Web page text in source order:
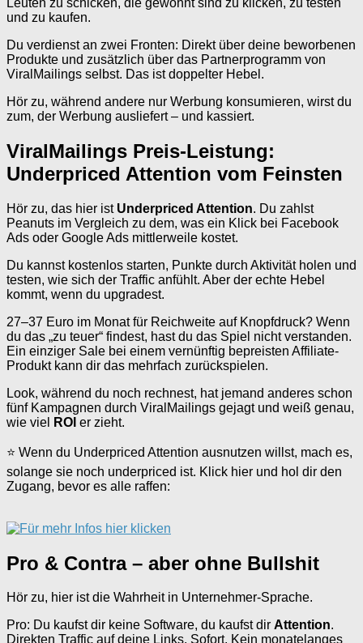
und zu kaufen.
Du verdienst an zwei Fronten: Direkt über deine beworbenen
Produkte und zusätzlich über das Partnerprogramm von
ViralMailings selbst. Das ist doppelter Hebel.
Hör zu, während andere nur Werbung konsumieren, wirst du
zum, der Werbung ausliefert – und kassiert.
ViralMailings Preis-Leistung:
Underpriced Attention vom Feinsten
Hör zu, das hier ist Underpriced Attention. Du zahlst
Peanuts im Vergleich zu dem, was ein Klick bei Facebook
Ads oder Google Ads mittlerweile kostet.
Du kannst kostenlos starten, Punkte durch Aktivität holen und
testen, wie sich der Traffic anfühlt. Aber der echte Hebel
kommt, wenn du upgradest.
27–37 Euro im Monat für Reichweite auf Knopfdruck? Wenn
du das „zu teuer“ findest, hast du das Spiel nicht verstanden.
Ein einziger Sale bei einem vernünftig bepreisten Affiliate-
Produkt kann dir das mehrfach zurückspielen.
Look, während du noch rechnest, hat jemand anderes schon
fünf Kampagnen durch ViralMailings gejagt und weiß genau,
wie viel
ROI er zieht.
⭐ Wenn du Underpriced Attention ausnutzen willst, mach es,
solange sie noch underpriced ist. Klick hier und hol dir den
Zugang, bevor es alle raffen:
Pro & Contra – aber ohne Bullshit
Hör zu, hier ist die Wahrheit in Unternehmer-Sprache.
Pro: Du kaufst dir keine Software, du kaufst dir Attention.
Direkten Traffic auf deine Links. Sofort. Kein monatelanges